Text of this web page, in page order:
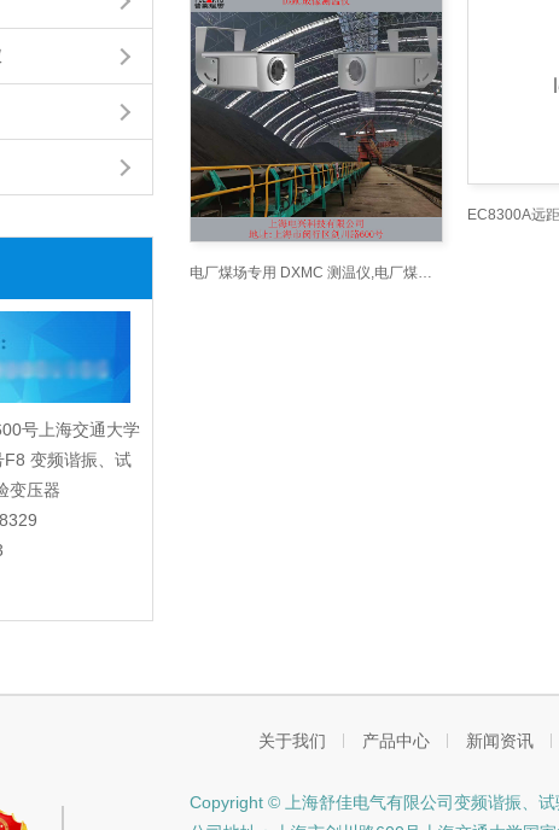
号上海交通大学
F8 变频谐振、试
变压器
电厂煤场专用 DXMC 测温仪,电厂煤场防自燃测温仪
关于我们 产品中心 新闻资讯
Copyright © 上海舒佳电气有限公司变频谐振、